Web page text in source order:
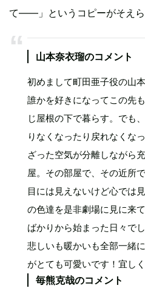
て――」というコピーがそえら
山本奈⾐瑠のコメント
初めまして町田亜子役の山本
誰かを好きになってこの先
じ屋根の下で暮らす。でも
りなくなったり戻れなくな
ざった空気が分離しながら
屋。その部屋で、その近所
目には見えないけど心では
の色達を是非劇場に見に来
ばかりから始まった日々で
悲しいも暖かいも全部一緒
がとても可愛いです！宜し
毎熊克哉のコメント